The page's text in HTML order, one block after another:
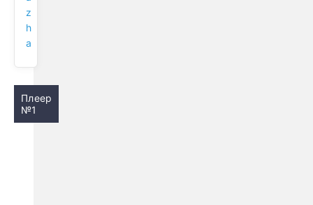
z
h
a
Плеер
№1